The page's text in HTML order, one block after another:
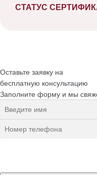
СТАТУС
Оставьте заявку на
бесплатную консультацию
Заполните форму и мы